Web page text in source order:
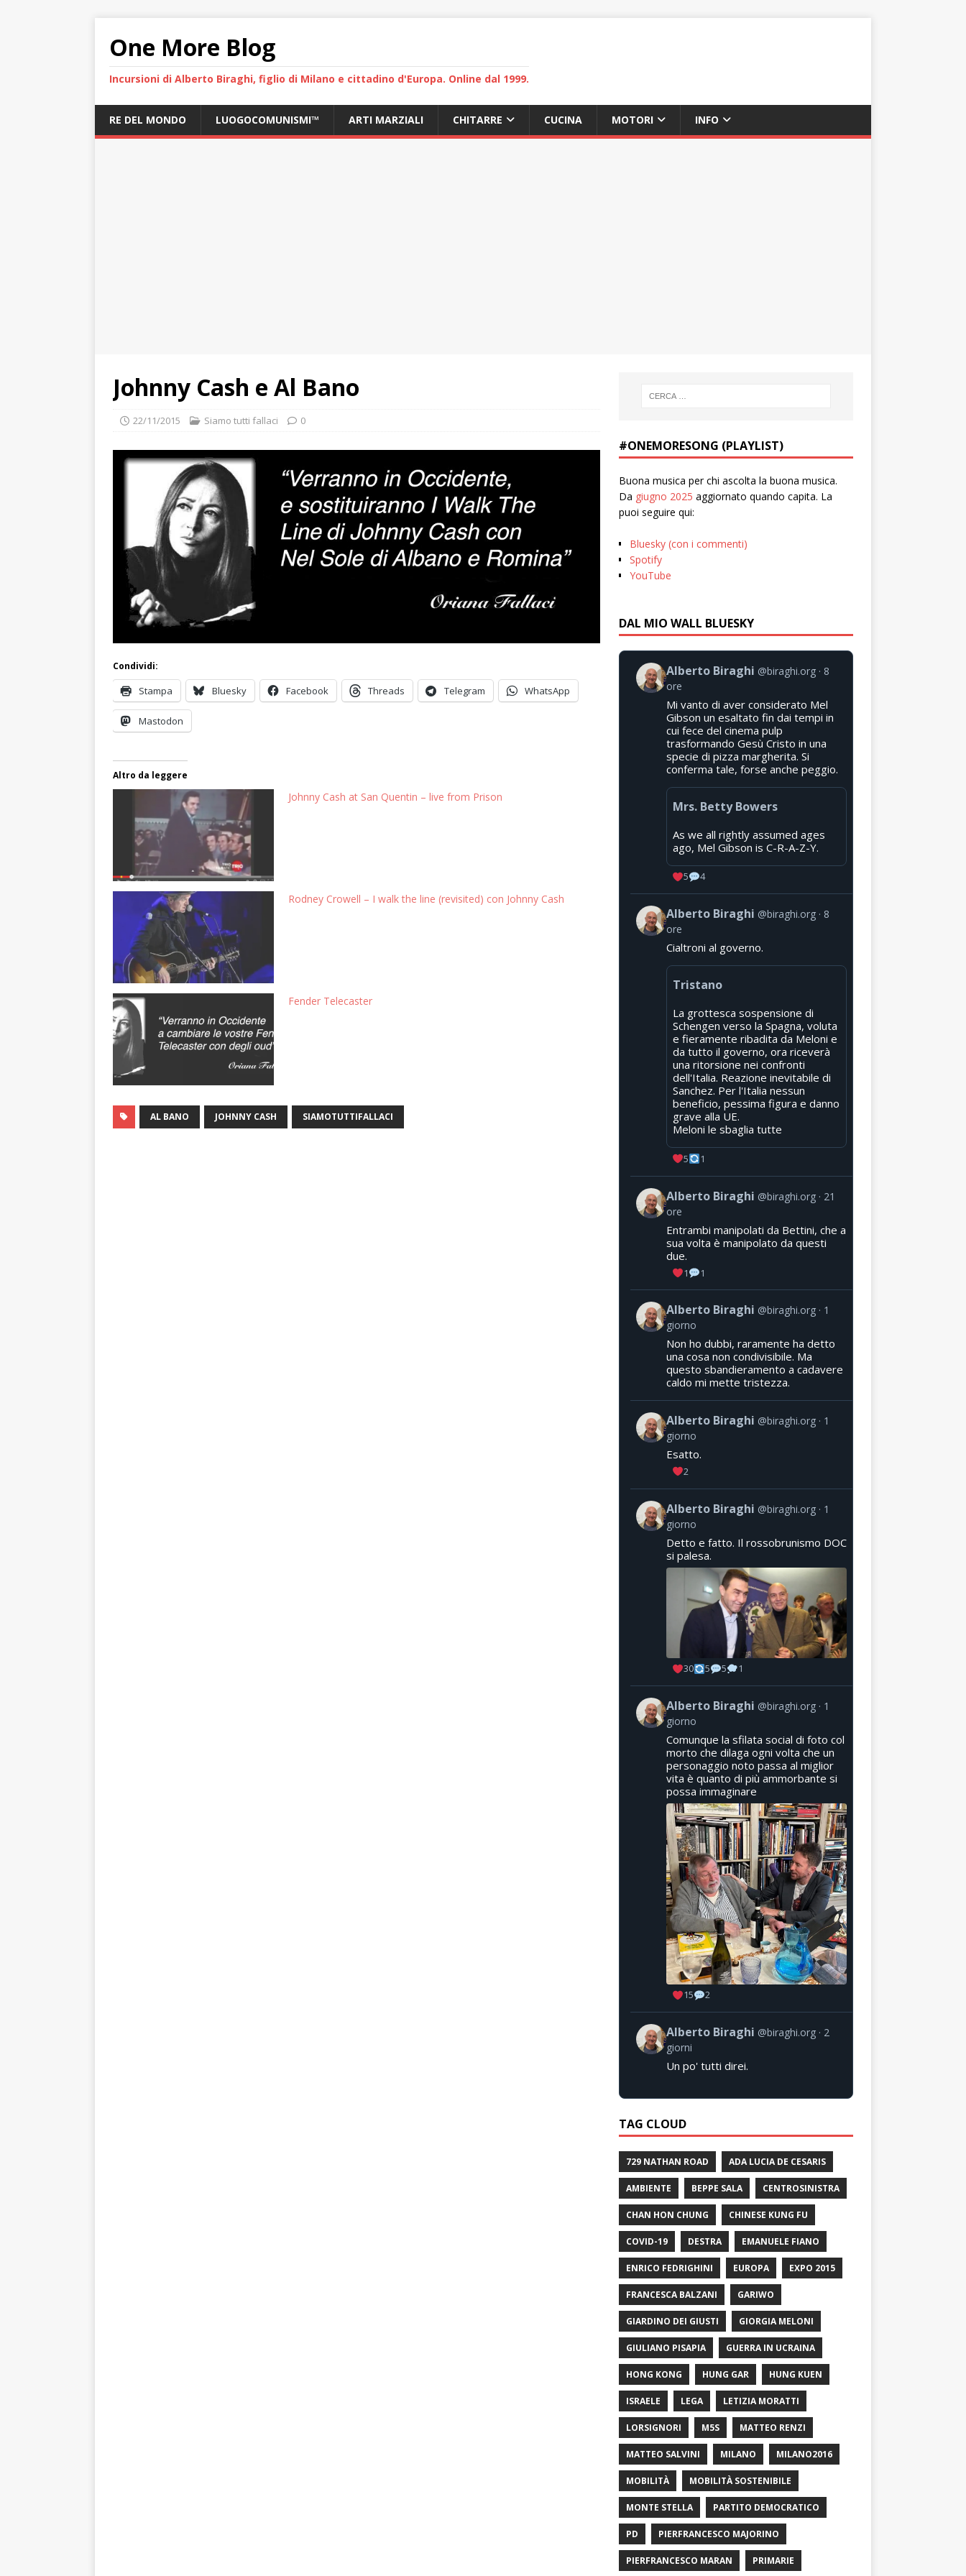
One More Blog
Incursioni di Alberto Biraghi, figlio di Milano e cittadino d'Europa. Online dal 1999.
RE DEL MONDO LUOGOCOMUNISMI™ ARTI MARZIALI CHITARRE CUCINA MOTORI INFO
Johnny Cash e Al Bano
22/11/2015 Siamo tutti fallaci 0
Condividi:
Stampa Bluesky Facebook Threads Telegram WhatsApp
Mastodon
Altro da leggere
Johnny Cash at San Quentin – live from Prison
Rodney Crowell – I walk the line (revisited) con Johnny Cash
Fender Telecaster
AL BANO JOHNNY CASH SIAMOTUTTIFALLACI
#ONEMORESONG (PLAYLIST)
Buona musica per chi ascolta la buona musica.
Da giugno 2025 aggiornato quando capita. La
puoi seguire qui:
Bluesky (con i commenti)
Spotify
YouTube
DAL MIO WALL BLUESKY
Alberto Biraghi @biraghi.org
8
ore
Mi vanto di aver considerato Mel
Gibson un esaltato fin dai tempi in
cui fece del cinema pulp
trasformando Gesù Cristo in una
specie di pizza margherita. Si
conferma tale, forse anche peggio.
Mrs. Betty Bowers
As we all rightly assumed ages
ago, Mel Gibson is C-R-A-Z-Y.
5 4
Alberto Biraghi @biraghi.org
8
ore
Cialtroni al governo.
Tristano
La grottesca sospensione di
Schengen verso la Spagna, voluta
e fieramente ribadita da Meloni e
da tutto il governo, ora riceverà
una ritorsione nei confronti
dell'Italia. Reazione inevitabile di
Sanchez. Per l'Italia nessun
beneficio, pessima figura e danno
grave alla UE.
Meloni le sbaglia tutte
5 1
Alberto Biraghi @biraghi.org
21
ore
Entrambi manipolati da Bettini, che a
sua volta è manipolato da questi
due.
1 1
Alberto Biraghi @biraghi.org
1
giorno
Non ho dubbi, raramente ha detto
una cosa non condivisibile. Ma
questo sbandieramento a cadavere
caldo mi mette tristezza.
Alberto Biraghi @biraghi.org
1
giorno
Esatto.
2
Alberto Biraghi @biraghi.org
1
giorno
Detto e fatto. Il rossobrunismo DOC
si palesa.
30 5 5 1
Alberto Biraghi @biraghi.org
1
giorno
Comunque la sfilata social di foto col
morto che dilaga ogni volta che un
personaggio noto passa al miglior
vita è quanto di più ammorbante si
possa immaginare
15 2
Alberto Biraghi @biraghi.org
2
giorni
Un po' tutti direi.
TAG CLOUD
729 NATHAN ROAD ADA LUCIA DE CESARIS
AMBIENTE BEPPE SALA CENTROSINISTRA
CHAN HON CHUNG CHINESE KUNG FU
COVID-19 DESTRA EMANUELE FIANO
ENRICO FEDRIGHINI EUROPA EXPO 2015
FRANCESCA BALZANI GARIWO
GIARDINO DEI GIUSTI GIORGIA MELONI
GIULIANO PISAPIA GUERRA IN UCRAINA
HONG KONG HUNG GAR HUNG KUEN
ISRAELE LEGA LETIZIA MORATTI
LORSIGNORI M5S MATTEO RENZI
MATTEO SALVINI MILANO MILANO2016
MOBILITÀ MOBILITÀ SOSTENIBILE
MONTE STELLA PARTITO DEMOCRATICO
PD PIERFRANCESCO MAJORINO
PIERFRANCESCO MARAN PRIMARIE